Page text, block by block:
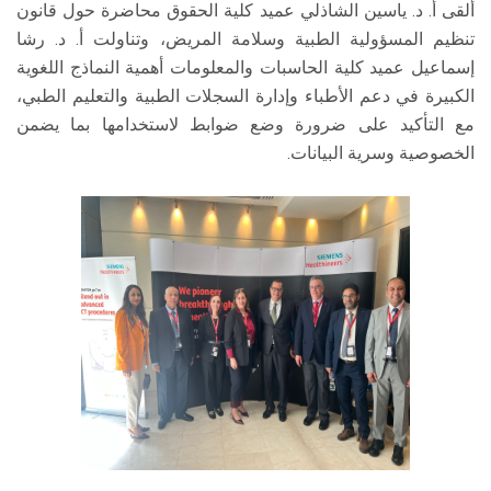
ألقى أ. د. ياسين الشاذلي عميد كلية الحقوق محاضرة حول قانون
تنظيم المسؤولية الطبية وسلامة المريض، وتناولت أ. د. رشا
إسماعيل عميد كلية الحاسبات والمعلومات أهمية النماذج اللغوية
الكبيرة في دعم الأطباء وإدارة السجلات الطبية والتعليم الطبي،
مع التأكيد على ضرورة وضع ضوابط لاستخدامها بما يضمن
الخصوصية وسرية البيانات.